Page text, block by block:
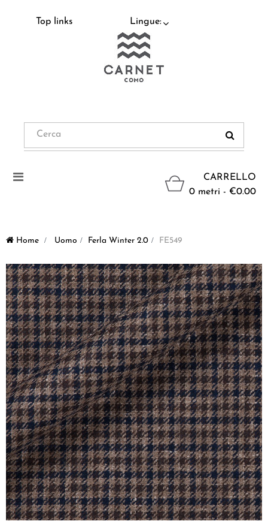
Top links Lingue:
CARRELLO
0 metri - €0.00
Navigazione
Home > Uomo > Ferla Winter 2.0 > FE549